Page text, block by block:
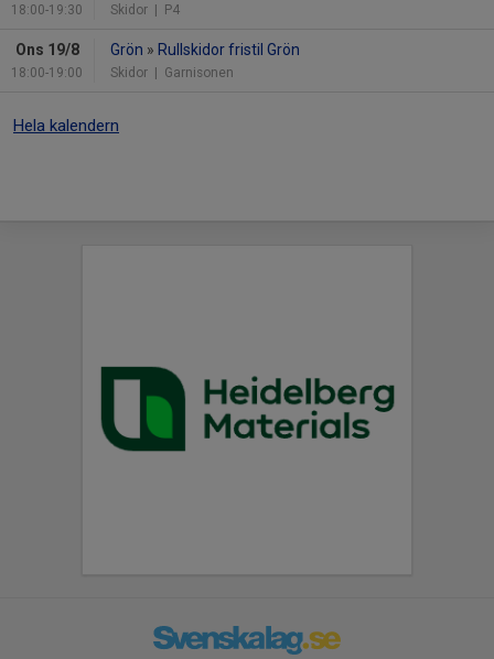
18:00-19:30 Skidor | P4
Ons 19/8
18:00-19:00
Grön » Rullskidor fristil Grön
Skidor | Garnisonen
Hela kalendern